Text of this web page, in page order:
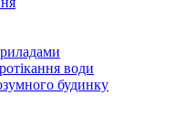
води
будинку